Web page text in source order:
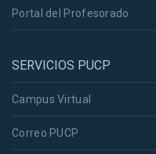
Portal del Profesorado
SERVICIOS PUCP
Campus Virtual
Correo PUCP